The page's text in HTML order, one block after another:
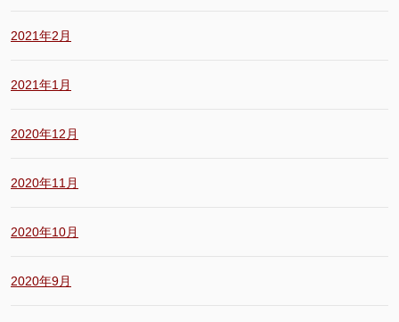
2021年2月
2021年1月
2020年12月
2020年11月
2020年10月
2020年9月